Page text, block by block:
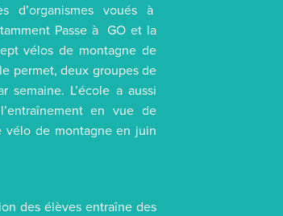
d’organismes voués à
Passe à GO et la
vélos de montagne de
permet, deux groupes de
semaine. L’école a aussi
en vue de
vélo de montagne en juin
des élèves entraîne des